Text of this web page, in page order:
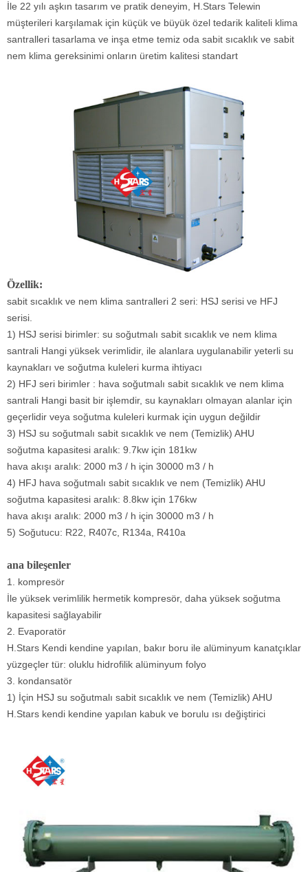
İle 22 yılı aşkın tasarım ve pratik deneyim, H.Stars Telewin
müşterileri karşılamak için küçük ve büyük özel tedarik kaliteli klima
santralleri tasarlama ve inşa etme temiz oda sabit sıcaklık ve sabit
nem klima gereksinimi onların üretim kalitesi standart
Özellik:
sabit sıcaklık ve nem klima santralleri 2 seri: HSJ serisi ve HFJ
serisi.
1) HSJ serisi birimler: su soğutmalı sabit sıcaklık ve nem klima
santrali Hangi yüksek verimlidir, ile alanlara uygulanabilir yeterli su
kaynakları ve soğutma kuleleri kurma ihtiyacı
2) HFJ seri birimler : hava soğutmalı sabit sıcaklık ve nem klima
santrali Hangi basit bir işlemdir, su kaynakları olmayan alanlar için
geçerlidir veya soğutma kuleleri kurmak için uygun değildir
3) HSJ su soğutmalı sabit sıcaklık ve nem (Temizlik) AHU
soğutma kapasitesi aralık: 9.7kw için 181kw
hava akışı aralık: 2000 m3 / h için 30000 m3 / h
4) HFJ hava soğutmalı sabit sıcaklık ve nem (Temizlik) AHU
soğutma kapasitesi aralık: 8.8kw için 176kw
hava akışı aralık: 2000 m3 / h için 30000 m3 / h
5) Soğutucu: R22, R407c, R134a, R410a
ana bileşenler
1. kompresör
İle yüksek verimlilik hermetik kompresör, daha yüksek soğutma
kapasitesi sağlayabilir
2. Evaporatör
H.Stars Kendi kendine yapılan, bakır boru ile alüminyum kanatçıklar
yüzgeçler tür: oluklu hidrofilik alüminyum folyo
3. kondansatör
1) İçin HSJ su soğutmalı sabit sıcaklık ve nem (Temizlik) AHU
H.Stars kendi kendine yapılan kabuk ve borulu ısı değiştirici